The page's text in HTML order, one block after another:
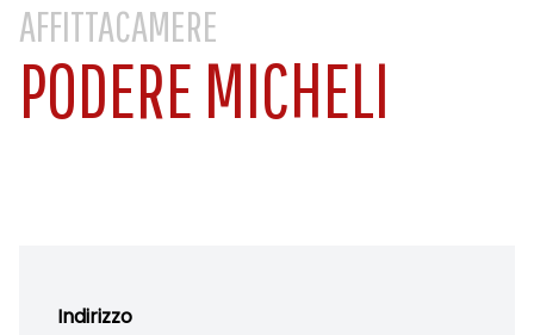
AFFITTACAMERE
PODERE MICHELI
Indirizzo